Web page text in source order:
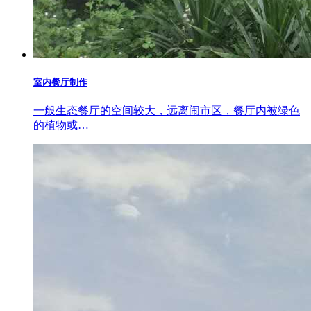
室内餐厅制作
一般生态餐厅的空间较大，远离闹市区，餐厅内被绿色
的植物或…